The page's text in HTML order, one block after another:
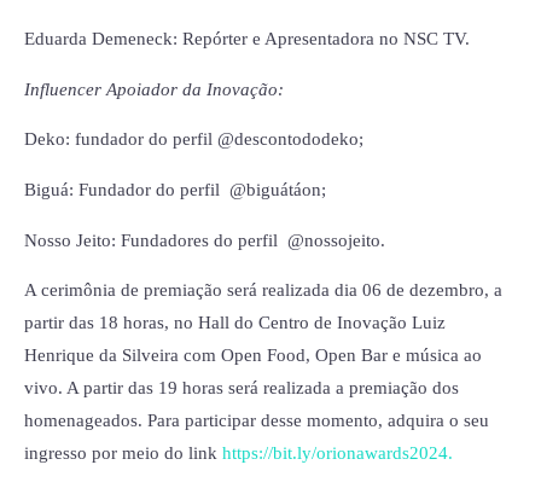
Eduarda Demeneck: Repórter e Apresentadora no NSC TV.
Influencer Apoiador da Inovação:
Deko: fundador do perfil @descontododeko;
Biguá: Fundador do perfil @biguátáon;
Nosso Jeito: Fundadores do perfil @nossojeito.
A cerimônia de premiação será realizada dia 06 de dezembro, a
partir das 18 horas, no Hall do Centro de Inovação Luiz
Henrique da Silveira com Open Food, Open Bar e música ao
vivo. A partir das 19 horas será realizada a premiação dos
homenageados. Para participar desse momento, adquira o seu
ingresso por meio do link https://bit.ly/orionawards2024.